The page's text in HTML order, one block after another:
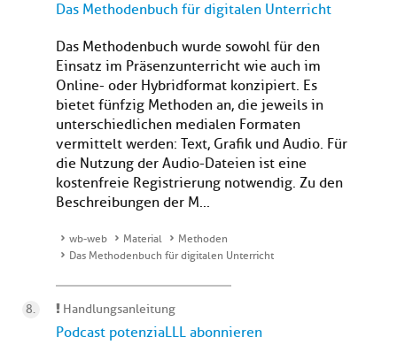
Das Methodenbuch für digitalen Unterricht
Das Methodenbuch wurde sowohl für den
Einsatz im Präsenzunterricht wie auch im
Online- oder Hybridformat konzipiert. Es
bietet fünfzig Methoden an, die jeweils in
unterschiedlichen medialen Formaten
vermittelt werden: Text, Grafik und Audio. Für
die Nutzung der Audio-Dateien ist eine
kostenfreie Registrierung notwendig. Zu den
Beschreibungen der M...
wb-web Material
Methoden
Das Methodenbuch für digitalen Unterricht
Handlungsanleitung
Podcast potenziaLLL abonnieren